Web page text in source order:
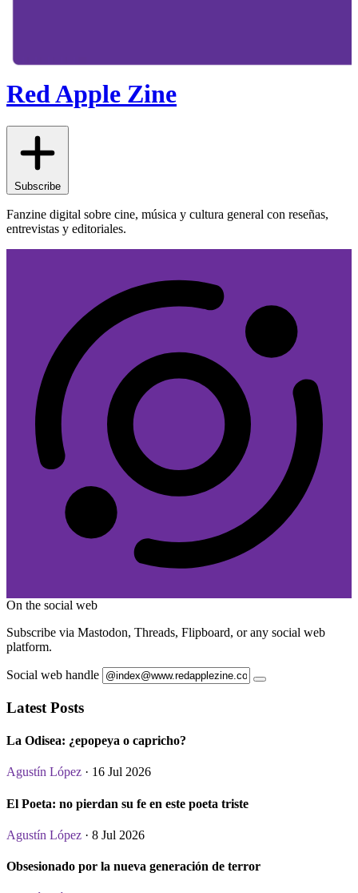
Red Apple Zine
Subscribe
Fanzine digital sobre cine, música y cultura general con reseñas,
entrevistas y editoriales.
On the social web
Subscribe via Mastodon, Threads, Flipboard, or any social web
platform.
Social web handle
Latest Posts
La Odisea: ¿epopeya o capricho?
Agustín López · 16 Jul 2026
El Poeta: no pierdan su fe en este poeta triste
Agustín López · 8 Jul 2026
Obsesionado por la nueva generación de terror